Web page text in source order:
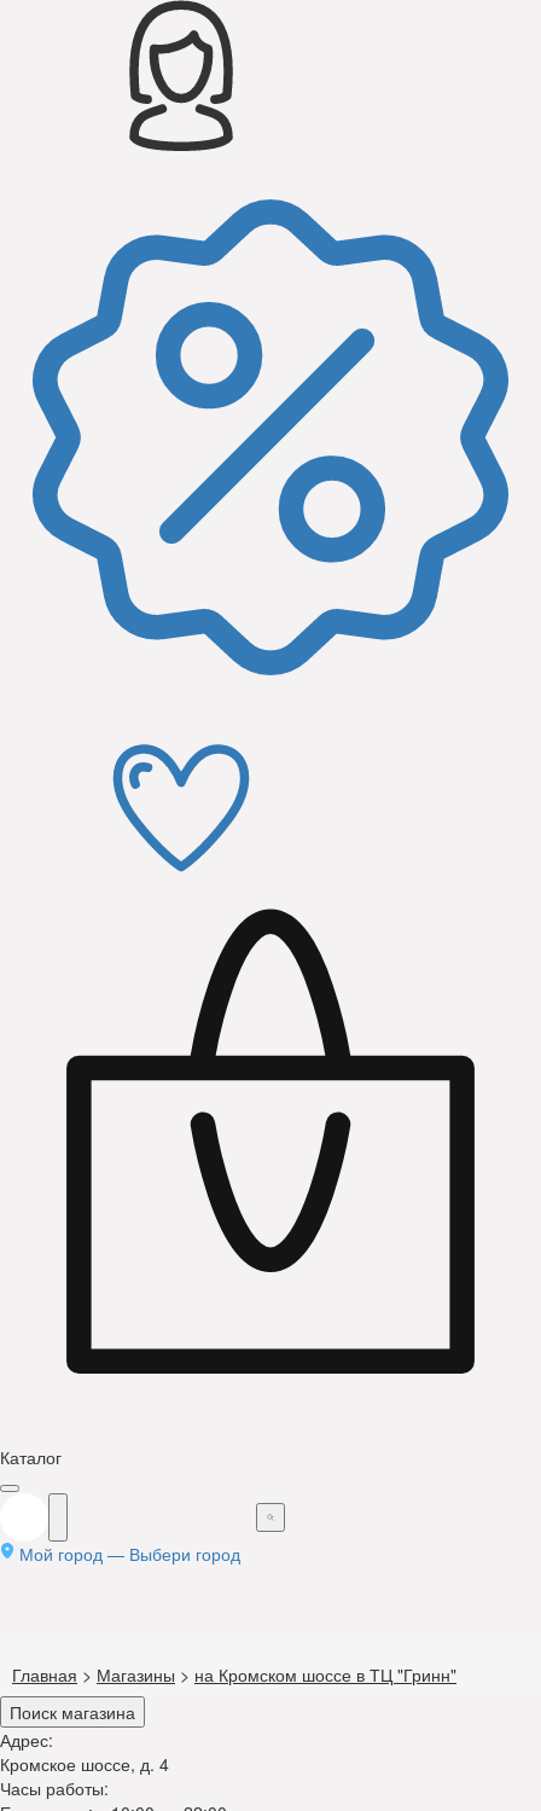
Каталог
Мой город — Выбери город
Главная > Магазины > на Кромском шоссе в ТЦ "Гринн"
Поиск магазина
Адрес:
Кромское шоссе, д. 4
Часы работы: